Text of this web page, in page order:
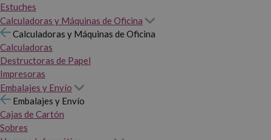
Estuches
Calculadoras y Máquinas de Oficina
Calculadoras y Máquinas de Oficina
Calculadoras
Destructoras de Papel
Impresoras
Embalajes y Envío
Embalajes y Envío
Cajas de Cartón
Sobres